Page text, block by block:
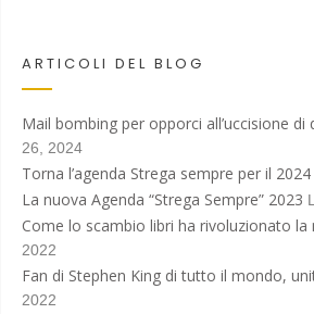
era:
è:
ARTICOLI DEL BLOG
Mail bombing per opporci all’uccisione di
26, 2024
Torna l’agenda Strega sempre per il 2024
La nuova Agenda “Strega Sempre” 2023
Come lo scambio libri ha rivoluzionato la
2022
Fan di Stephen King di tutto il mondo,
2022